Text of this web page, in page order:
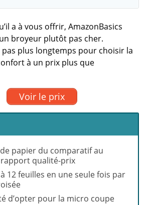
a à vous offrir, AmazonBasics
broyeur plutôt pas cher.
pas plus longtemps pour choisir la
à un prix plus que
Voir le prix
papier du comparatif au
qualité-prix
12 feuilles en une seule fois par
d’opter pour la micro coupe